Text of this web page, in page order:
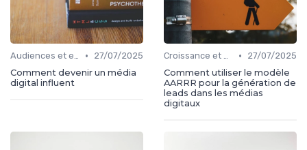
Audiences et engagement •
27/07/2025
Comment devenir un média
digital influent
Croissance et développement •
27/07/2025
Comment utiliser le modèle
AARRR pour la génération de
leads dans les médias
digitaux